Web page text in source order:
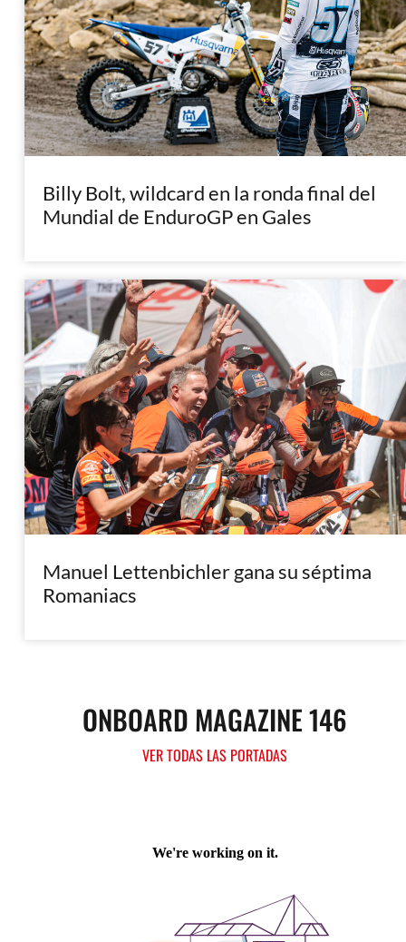
Billy Bolt, wildcard en la ronda final del
Mundial de EnduroGP en Gales
Manuel Lettenbichler gana su séptima
Romaniacs
ONBOARD MAGAZINE 146
VER TODAS LAS PORTADAS